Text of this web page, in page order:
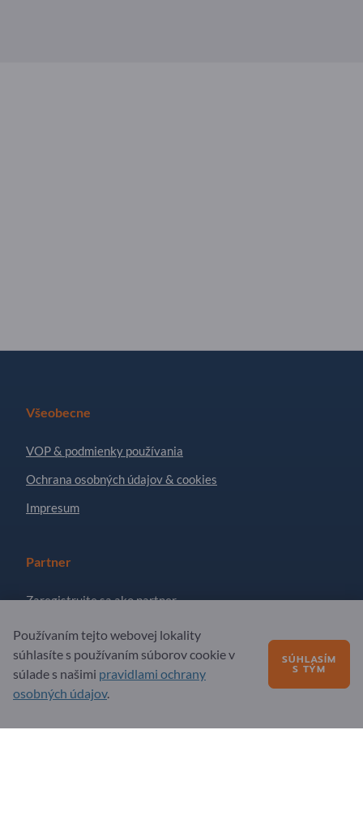
Všeobecne
VOP & podmienky používania
Ochrana osobných údajov & cookies
Impresum
Partner
Zaregistrujte sa ako partner
Prihlásiť sa na odber noviniek
Otázky?
Používaním tejto webovej lokality
súhlasíte s používaním súborov cookie v
súlade s našimi pravidlami ochrany
osobných údajov.
SÚHLASÍM
S TÝM